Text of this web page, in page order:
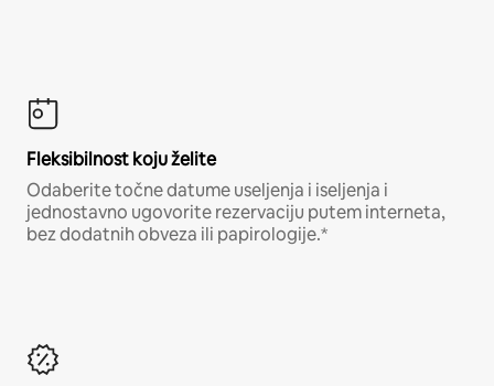
Fleksibilnost koju želite
Odaberite točne datume useljenja i iseljenja i
jednostavno ugovorite rezervaciju putem interneta,
bez dodatnih obveza ili papirologije.*